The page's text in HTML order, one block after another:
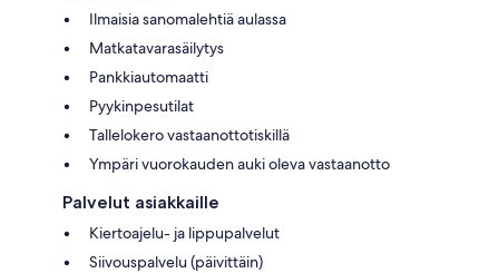
Ilmaisia sanomalehtiä aulassa
Matkatavarasäilytys
Pankkiautomaatti
Pyykinpesutilat
Tallelokero vastaanottotiskillä
Ympäri vuorokauden auki oleva vastaanotto
Palvelut asiakkaille
Kiertoajelu- ja lippupalvelut
Siivouspalvelu (päivittäin)